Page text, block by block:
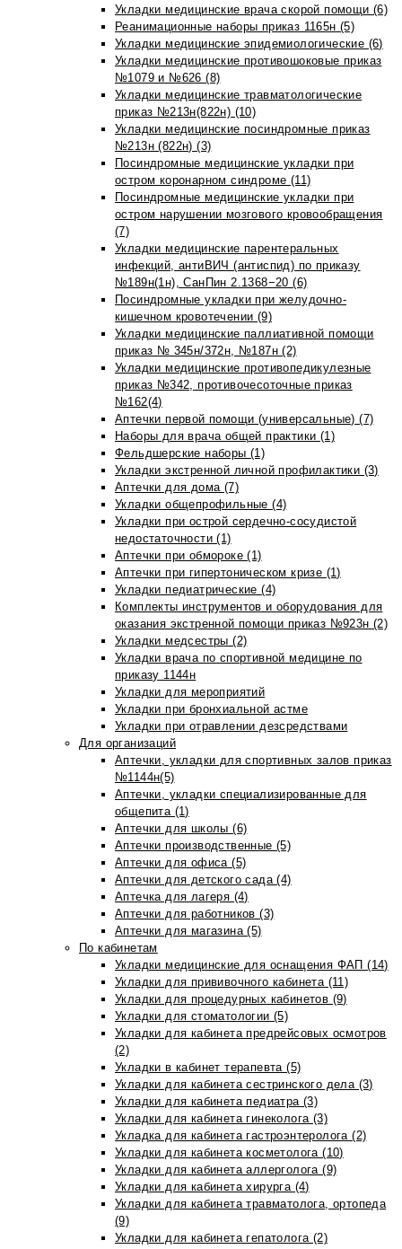
Укладки медицинские врача скорой помощи (6)
Реанимационные наборы приказ 1165н (5)
Укладки медицинские эпидемиологические (6)
Укладки медицинские противошоковые приказ
№1079 и №626 (8)
Укладки медицинские травматологические
приказ №213н(822н) (10)
Укладки медицинские посиндромные приказ
№213н (822н) (3)
Посиндромные медицинские укладки при
остром коронарном синдроме (11)
Посиндромные медицинские укладки при
остром нарушении мозгового кровообращения
(7)
Укладки медицинские парентеральных
инфекций, антиВИЧ (антиспид) по приказу
№189н(1н), СанПин 2.1368−20 (6)
Посиндромные укладки при желудочно-
кишечном кровотечении (9)
Укладки медицинские паллиативной помощи
приказ № 345н/372н, №187н (2)
Укладки медицинские противопедикулезные
приказ №342, противочесоточные приказ
№162(4)
Аптечки первой помощи (универсальные) (7)
Наборы для врача общей практики (1)
Фельдшерские наборы (1)
Укладки экстренной личной профилактики (3)
Аптечки для дома (7)
Укладки общепрофильные (4)
Укладки при острой сердечно-сосудистой
недостаточности (1)
Аптечки при обмороке (1)
Аптечки при гипертоническом кризе (1)
Укладки педиатрические (4)
Комплекты инструментов и оборудования для
оказания экстренной помощи приказ №923н (2)
Укладки медсестры (2)
Укладки врача по спортивной медицине по
приказу 1144н
Укладки для мероприятий
Укладки при бронхиальной астме
Укладки при отравлении дезсредствами
Для организаций
Аптечки, укладки для спортивных залов приказ
№1144н(5)
Аптечки, укладки специализированные для
общепита (1)
Аптечки для школы (6)
Аптечки производственные (5)
Аптечки для офиса (5)
Аптечки для детского сада (4)
Аптечка для лагеря (4)
Аптечки для работников (3)
Аптечки для магазина (5)
По кабинетам
Укладки медицинские для оснащения ФАП (14)
Укладки для прививочного кабинета (11)
Укладки для процедурных кабинетов (9)
Укладки для стоматологии (5)
Укладки для кабинета предрейсовых осмотров
(2)
Укладки в кабинет терапевта (5)
Укладки для кабинета сестринского дела (3)
Укладки для кабинета педиатра (3)
Укладки для кабинета гинеколога (3)
Укладка для кабинета гастроэнтеролога (2)
Укладки для кабинета косметолога (10)
Укладки для кабинета аллерголога (9)
Укладки для кабинета хирурга (4)
Укладки для кабинета травматолога, ортопеда
(9)
Укладки для кабинета гепатолога (2)